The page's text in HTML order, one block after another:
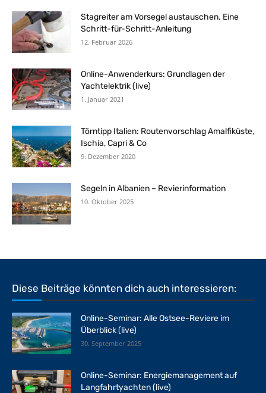
Stagreiter am Vorsegel austauschen. Eine
Schritt-für-Schritt-Anleitung
12. Februar 2026
Online-Anwenderkurs: Grundlagen der
Yachtelektrik (live)
1. Januar 2021
Törntipp Italien: Routenvorschlag Amalfiküste,
Ischia, Capri & Co
9. Dezember 2020
Segeln in Albanien – Revierinformation
10. Oktober 2025
Diese Beiträge könnten dich auch interessieren:
Online-Seminar: Alle Ostsee-Reviere im
Überblick (live)
30. September 2025
Online-Seminar: Energiemanagement auf
Langfahrtyachten (live)